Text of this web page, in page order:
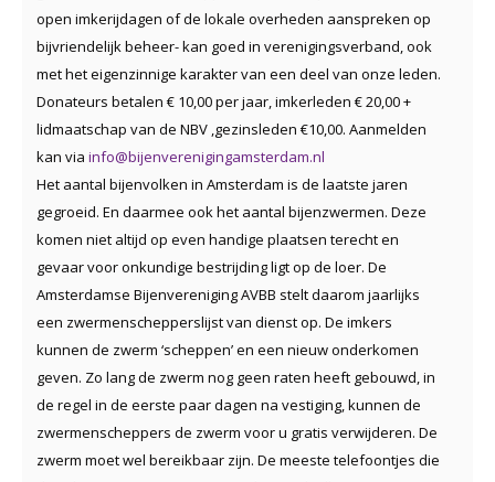
open imkerijdagen of de lokale overheden aanspreken op
bijvriendelijk beheer- kan goed in verenigingsverband, ook
met het eigenzinnige karakter van een deel van onze leden.
Donateurs betalen € 10,00 per jaar, imkerleden € 20,00 +
lidmaatschap van de NBV ,gezinsleden €10,00. Aanmelden
kan via info@bijenverenigingamsterdam.nl
Het aantal bijenvolken in Amsterdam is de laatste jaren
gegroeid. En daarmee ook het aantal bijenzwermen. Deze
komen niet altijd op even handige plaatsen terecht en
gevaar voor onkundige bestrijding ligt op de loer. De
Amsterdamse Bijenvereniging AVBB stelt daarom jaarlijks
een zwermenschepperslijst van dienst op. De imkers
kunnen de zwerm ‘scheppen’ en een nieuw onderkomen
geven. Zo lang de zwerm nog geen raten heeft gebouwd, in
de regel in de eerste paar dagen na vestiging, kunnen de
zwermenscheppers de zwerm voor u gratis verwijderen. De
zwerm moet wel bereikbaar zijn. De meeste telefoontjes die